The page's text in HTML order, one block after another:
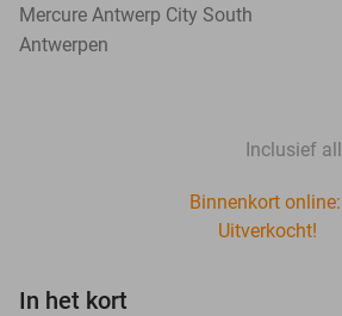
Mercure Antwerp City South
Antwerpen
Inclusief
Binnenkort
Uitverkocht!
In het kort